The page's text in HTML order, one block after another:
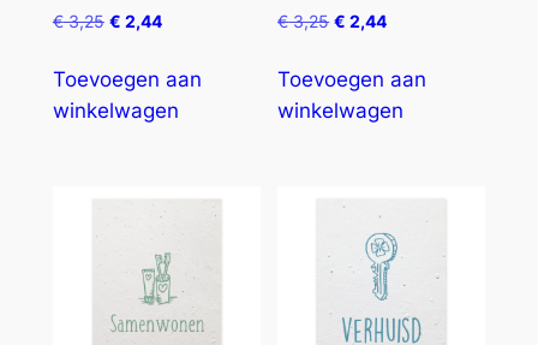
€3,25 € 2,44
Toevoegen aan
winkelwagen
€3,25 € 2,44
Toevoegen aan
winkelwagen